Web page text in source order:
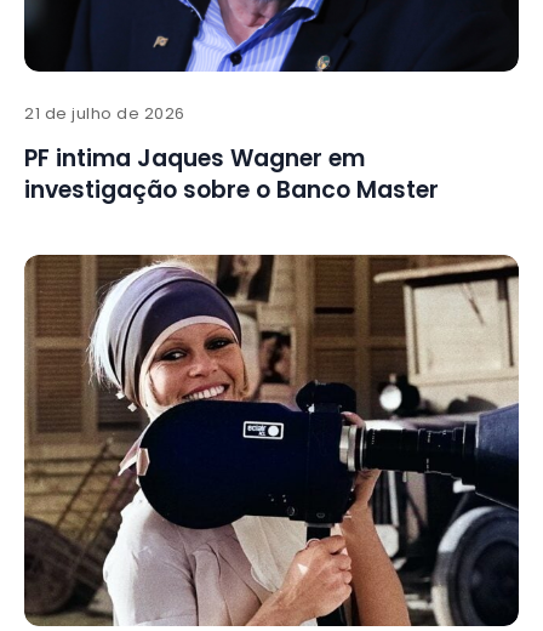
21 de julho de 2026
PF intima Jaques Wagner em
investigação sobre o Banco Master